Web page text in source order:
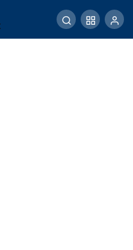
Belibis, Harga Dan